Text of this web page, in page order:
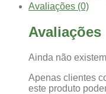
Avaliações (0)
Avaliações
Ainda não
Apenas clientes
este produto